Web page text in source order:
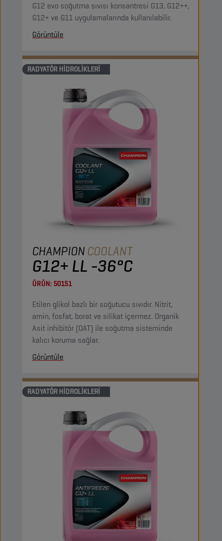
G12 evo soğutma sıvısı konsantresi G13, G12++,
G12+ ve G11 uygulamalarında kullanılabilir.
Görüntüle
RADYATÖR HIDROLIKLERI
CHAMPIONCOOLANT
G12+ LL -36°C
ÜRÜN: 50151
Etilen glikol bazlı bir soğutucu sıvıdır. Nitrit,
amin, fosfat, borat ve silikat içermez. Organik
Asit inhibitör (OAT) ile soğutma sisteminde
kalıcı koruma sağlar.
Görüntüle
RADYATÖR HIDROLIKLERI